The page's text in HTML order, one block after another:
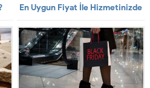
En Uygun Fiyat İle Hizmetinizde